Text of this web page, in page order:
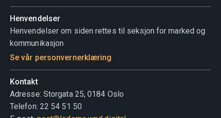
Henvendelser
Henvendelser om siden rettes til seksjon for marked og
kommunikasjon
Se vår personvernerklæring
Kontakt
Adresse: Storgata 25, 0184 Oslo
Telefon: 22 54 51 50